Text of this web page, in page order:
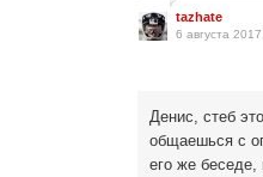
tazhate
6 августа
Денис, стеб
общаешься с
его же